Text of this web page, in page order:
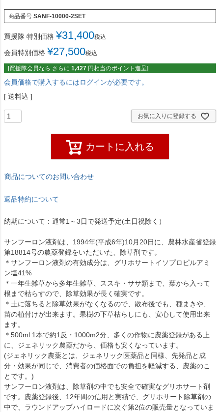
商品番号 SANF-10000-2SET
買援隊 特別価格 ¥31,400税込
会員特別価格 ¥27,500税込
[買援隊会員なら さらに 1,427 円相当のポイント進呈]
会員価格で購入するにはログインが必要です。
送料込
お気に入りに登録する
カートに入れる
商品についてのお問い合わせ
返品特約について
納期について：通常1～3日で発送予定(土日祝除く）
サンフーロン液剤は、1994年(平成6年)10月20日に、農林水産省登録
第18814号の農薬登録をいただいた、除草剤です。
＊サンフーロン液剤の有効成分は、グリホサートイソプロピルアミ
ン塩41%
＊一年生雑草から多年生雑草、ススキ・ササ類まで、葉から入って
根まで枯らすので、除草効果が長く確実です。
＊土に落ちると除草効果がなくなるので、散布後でも、種まきや、
苗の植付けが出来ます。果樹の下草枯らしにも、安心して使用出来
ます。
＊500ml 1本で約1反・1000m2分、多くの作物に農薬登録がある上
に、ジェネリック農薬だから、価格も安くなっています。
(ジェネリック農薬とは、ジェネリック医薬品と同様、先発品と成
分・効果が同じで、消費者の価格面での負担を軽減する、農薬のこ
とです。)
サンフーロン液剤は、除草剤の中でも安全で確実なグリホサート剤
です。農薬登録後、12年間の信用と実績で、グリホサート除草剤の
中で、ラウンドアップハイロードに次ぐ第2位の販売量となっていま